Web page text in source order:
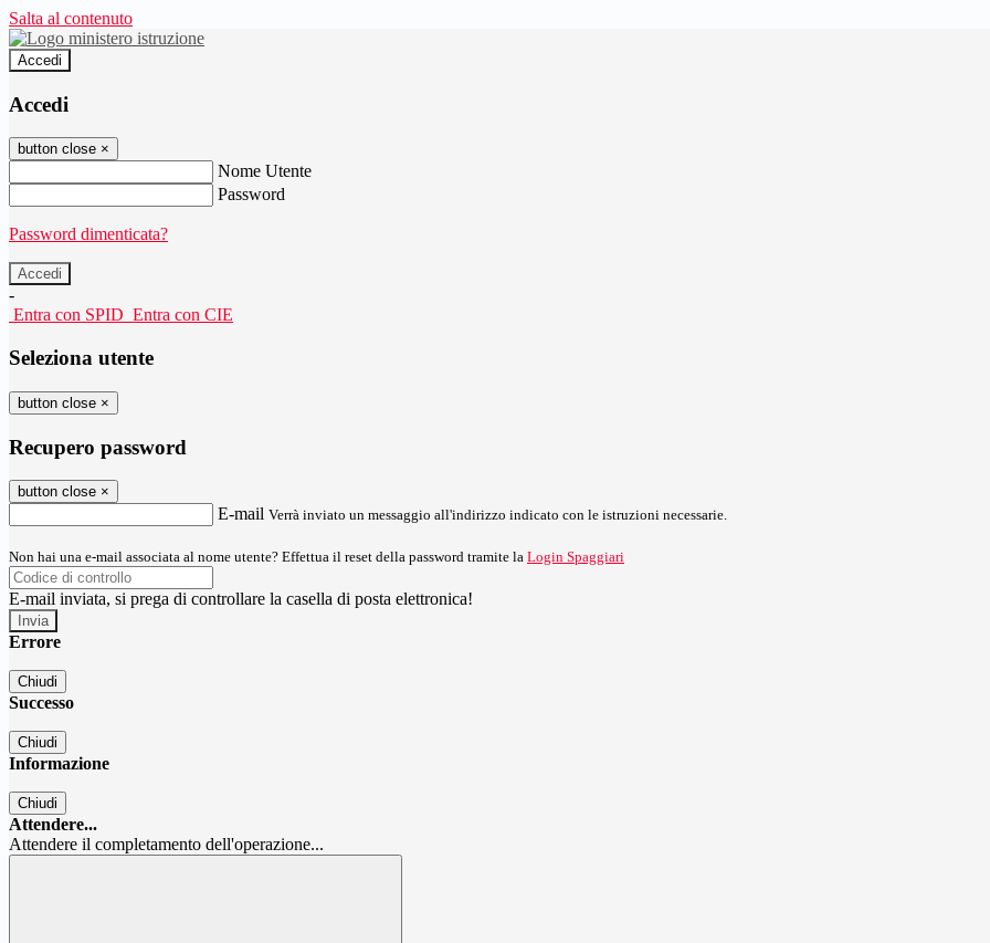
Salta al contenuto
Accedi
Accedi
button close ×
Nome Utente
Password
Password dimenticata?
-
Entra con SPID Entra con CIE
Seleziona utente
button close ×
Recupero password
button close ×
E-mail Verrà inviato un messaggio all'indirizzo indicato con le istruzioni necessarie.
Non hai una e-mail associata al nome utente? Effettua il reset della password tramite la Login Spaggiari
E-mail inviata, si prega di controllare la casella di posta elettronica!
Errore
Chiudi
Successo
Chiudi
Informazione
Chiudi
Attendere...
Attendere il completamento dell'operazione...